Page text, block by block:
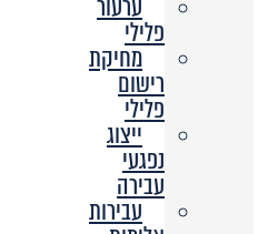
פלילי
מחיקת
רישום
פלילי
ייצוג
נפגעי
עבירה
עבירות